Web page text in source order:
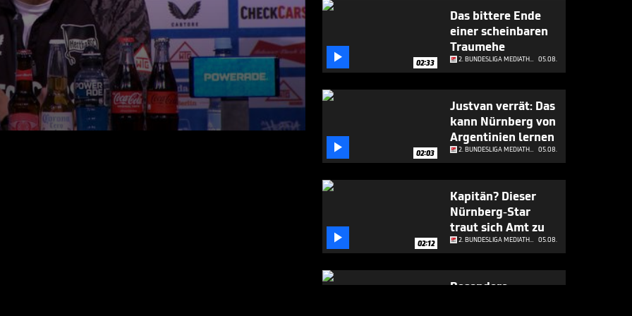
11.05.26
 02:33
Das bittere Ende
einer scheinbaren
Traumehe
2. BUNDESLIGA MEDIATHEK HIGHLIGHTS 05.08.
 02:03
Justvan verrät: Das
kann Nürnberg von
Argentinien lernen
2. BUNDESLIGA MEDIATHEK HIGHLIGHTS 05.08.
 02:12
Kapitän? Dieser
Nürnberg-Star
traut sich Amt zu
2. BUNDESLIGA MEDIATHEK HIGHLIGHTS 05.08.
Besondere